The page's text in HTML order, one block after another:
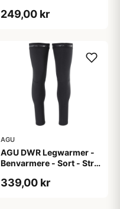
249,00 kr
AGU
AGU DWR Legwarmer -
Benvarmere - Sort - Str.
339,00 kr